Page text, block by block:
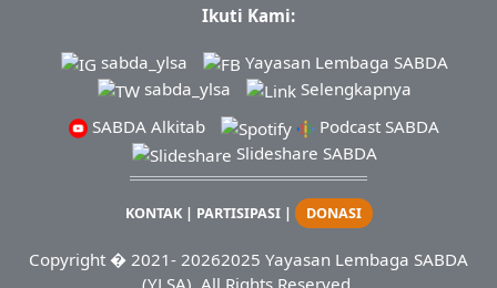
Ikuti Kami:
sabda_ylsa
Yayasan Lembaga SABDA
sabda_ylsa
Selengkapnya
SABDA Alkitab
Podcast SABDA
Slideshare SABDA
KONTAK| PARTISIPASI| DONASI
Copyright � 2021- 20262025 Yayasan Lembaga SABDA
(YLSA). All Rights Reserved.